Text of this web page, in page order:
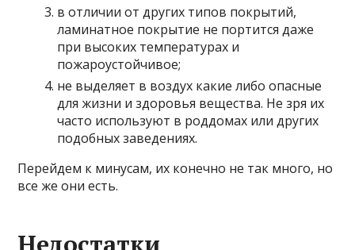
в отличии от других типов покрытий,
ламинатное покрытие не портится даже
при высоких температурах и
пожароустойчивое;
не выделяет в воздух какие либо опасные
для жизни и здоровья вещества. Не зря их
часто используют в роддомах или других
подобных заведениях.
Перейдем к минусам, их конечно не так много, но
все же они есть.
Недостатки